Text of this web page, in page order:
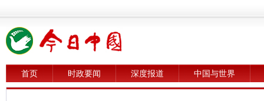
首页 时政要闻 深度报道 中国与世界